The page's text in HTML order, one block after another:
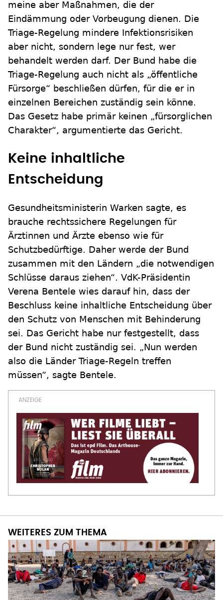
meine aber Maßnahmen, die der
Eindämmung oder Vorbeugung dienen. Die
Triage-Regelung mindere Infektionsrisiken
aber nicht, sondern lege nur fest, wer
behandelt werden darf. Der Bund habe die
Triage-Regelung auch nicht als „öffentliche
Fürsorge“ beschließen dürfen, für die er in
einzelnen Bereichen zuständig sein könne.
Das Gesetz habe primär keinen „fürsorglichen
Charakter“, argumentierte das Gericht.
Keine inhaltliche
Entscheidung
Gesundheitsministerin Warken sagte, es
brauche rechtssichere Regelungen für
Ärztinnen und Ärzte ebenso wie für
Schutzbedürftige. Daher werde der Bund
zusammen mit den Ländern „die notwendigen
Schlüsse daraus ziehen“. VdK-Präsidentin
Verena Bentele wies darauf hin, dass der
Beschluss keine inhaltliche Entscheidung über
den Schutz von Menschen mit Behinderung
sei. Das Gericht habe nur festgestellt, dass
der Bund nicht zuständig sei. „Nun werden
also die Länder Triage-Regeln treffen
müssen“, sagte Bentele.
WEITERES ZUM THEMA